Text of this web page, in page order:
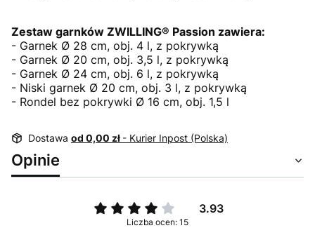
Zestaw garnków ZWILLING® Passion zawiera:
- Garnek Ø 28 cm, obj. 4 l, z pokrywką
- Garnek Ø 20 cm, obj. 3,5 l, z pokrywką
- Garnek Ø 24 cm, obj. 6 l, z pokrywką
- Niski garnek Ø 20 cm, obj. 3 l, z pokrywką
- Rondel bez pokrywki Ø 16 cm, obj. 1,5 l
Dostawa od 0,00 zł - Kurier Inpost (Polska)
Opinie
3.93
Liczba ocen: 15